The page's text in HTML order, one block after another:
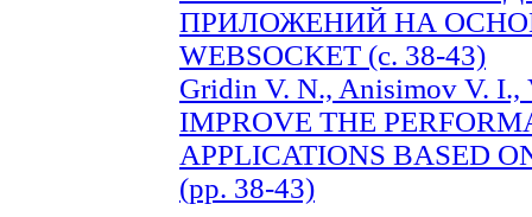
ПРИЛОЖЕНИЙ НА
WEBSOCKET (c. 38-43)
Gridin V. N., Anisimov V. I.,
IMPROVE THE
APPLICATIONS BASED
(pp. 38-43)